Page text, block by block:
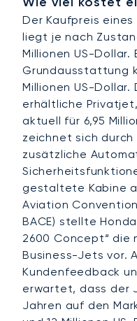
Der Kaufpreis
liegt je nach
Millionen US-Dollar.
Grundausstattung
Millionen US-
erhältliche
aktuell für 6,95
zeichnet sich
zusätzliche
gestaltete Kabine
Aviation
BACE) stellte
2600 Concept“ die
Business-Jets vor.
Kundenfeedback
erwartet, dass der
Jahren auf den